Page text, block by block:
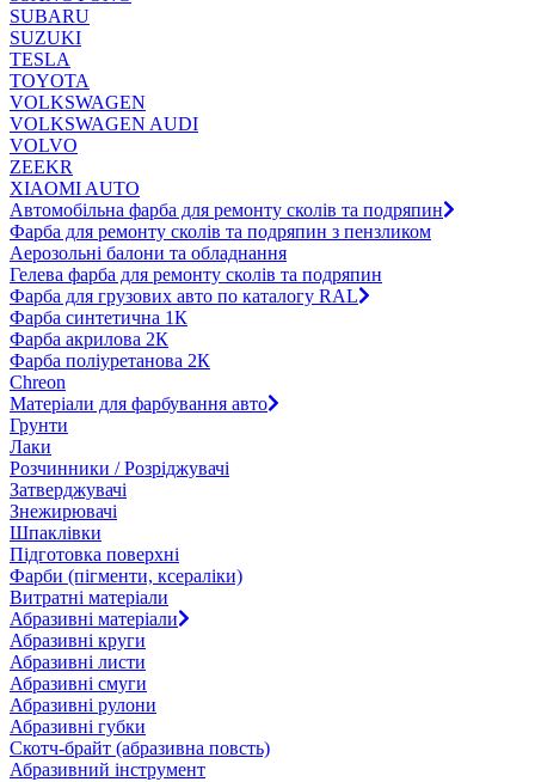
SUBARU
SUZUKI
TESLA
TOYOTA
VOLKSWAGEN
VOLKSWAGEN AUDI
VOLVO
ZEEKR
XIAOMI AUTO
Автомобільна фарба для ремонту сколів та подряпин
Фарба для ремонту сколів та подряпин з пензликом
Аерозольні балони та обладнання
Гелева фарба для ремонту сколів та подряпин
Фарба для грузових авто по каталогу RAL
Фарба синтетична 1К
Фарба акрилова 2К
Фарба поліуретанова 2К
Chreon
Матеріали для фарбування авто
Грунти
Лаки
Розчинники / Розріджувачі
Затверджувачі
Знежирювачі
Шпаклівки
Підготовка поверхні
Фарби (пігменти, ксераліки)
Витратні матеріали
Абразивні матеріали
Абразивні круги
Абразивні листи
Абразивні смуги
Абразивні рулони
Абразивні губки
Скотч-брайт (абразивна повсть)
Абразивний інструмент